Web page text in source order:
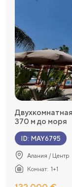
370 м до моря
ID: MAY6795
Алания / Центр
Комнат: 1+1